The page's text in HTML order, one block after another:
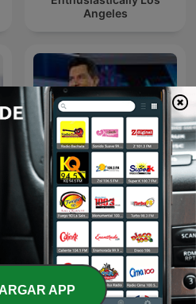
Angeles
NBC Nightly News with
APP